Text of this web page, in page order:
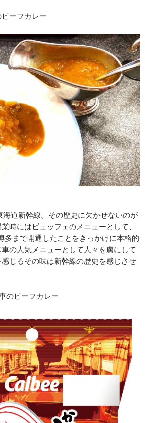
ーフカレー
道新幹線。その歴史に欠かせないのが
時にはビュッフェのメニューとして、
多まで開通したことをきっかけに本格的
の人気メニューとして人々を虜にして
じるその味は新幹線の歴史を感じさせ
のビーフカレー